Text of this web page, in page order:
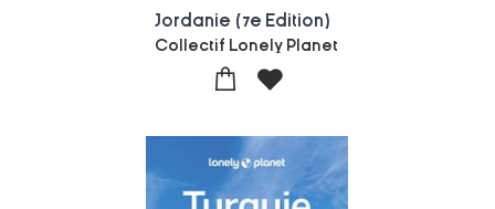
Jordanie (7e Edition)
Collectif Lonely Planet